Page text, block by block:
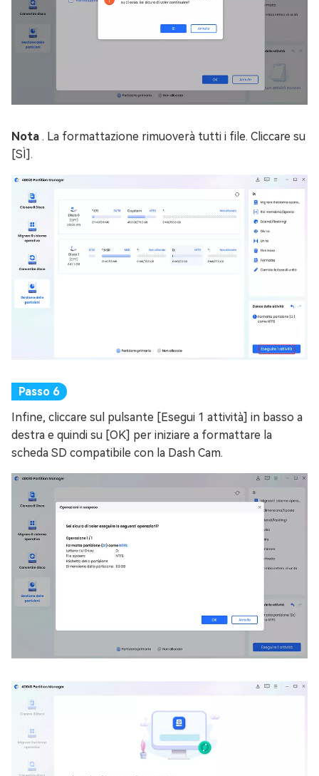
Nota . La formattazione rimuoverà tutti i file. Cliccare su
[SÌ].
Infine, cliccare sul pulsante [Esegui 1 attività] in basso a
destra e quindi su [OK] per iniziare a formattare la
scheda SD compatibile con la Dash Cam.